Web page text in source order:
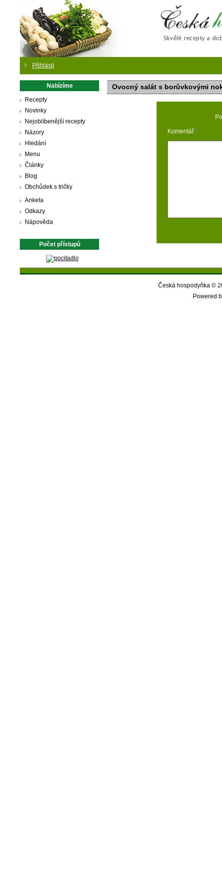
Přihlásit
Nabízíme
Recepty
Novinky
Nejoblíbenější recepty
Názory
Hledání
Menu
Články
Blog
Obchůdek s tričky
Anketa
Odkazy
Nápověda
Počet přístupů
Ovocný salát s borůvkovými
Komentář:
Česká hospodyňka ©
Powered